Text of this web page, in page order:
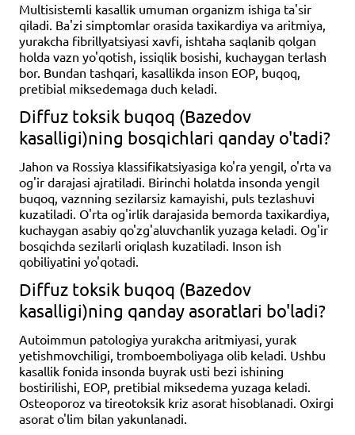
Multisistemli kasallik umuman organizm ishiga ta'sir
qiladi. Ba'zi simptomlar orasida taxikardiya va aritmiya,
yurakcha fibrillyatsiyasi xavfi, ishtaha saqlanib qolgan
holda vazn yo'qotish, issiqlik bosishi, kuchaygan terlash
bor. Bundan tashqari, kasallikda inson EOP, buqoq,
pretibial miksedemaga duch keladi.
Diffuz toksik buqoq (Bazedov
kasalligi)ning bosqichlari qanday o'tadi?
Jahon va Rossiya klassifikatsiyasiga ko'ra yengil, o'rta va
og'ir darajasi ajratiladi. Birinchi holatda insonda yengil
buqoq, vaznning sezilarsiz kamayishi, puls tezlashuvi
kuzatiladi. O'rta og'irlik darajasida bemorda taxikardiya,
kuchaygan asabiy qo'zg'aluvchanlik yuzaga keladi. Og'ir
bosqichda sezilarli oriqlash kuzatiladi. Inson ish
qobiliyatini yo'qotadi.
Diffuz toksik buqoq (Bazedov
kasalligi)ning qanday asoratlari bo'ladi?
Autoimmun patologiya yurakcha aritmiyasi, yurak
yetishmovchiligi, tromboemboliyaga olib keladi. Ushbu
kasallik fonida insonda buyrak usti bezi ishining
bostirilishi, EOP, pretibial miksedema yuzaga keladi.
Osteoporoz va tireotoksik kriz asorat hisoblanadi. Oxirgi
asorat o'lim bilan yakunlanadi.